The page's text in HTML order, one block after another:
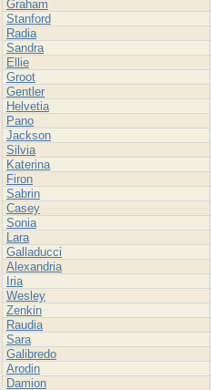
Graham
Stanford
Radia
Sandra
Ellie
Groot
Gentler
Helvetia
Pano
Jackson
Silvia
Katerina
Firon
Sabrin
Casey
Sonia
Lara
Galladucci
Alexandria
Iria
Wesley
Zenkin
Raudia
Sara
Galibredo
Arodin
Damion